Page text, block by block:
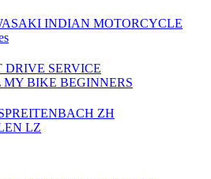
INDIAN MOTORCYCLE
DRIVE SERVICE
MY BIKE BEGINNERS
ZH
LZ